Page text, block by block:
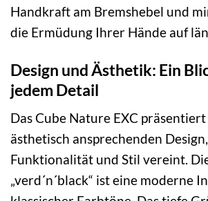
Handkraft am Bremshebel und
die Ermüdung Ihrer Hände auf
Design und Ästhetik: Ein
jedem Detail
Das Cube Nature EXC
ästhetisch ansprechenden
Funktionalität und Stil vereint.
„verd´n´black“ ist eine moderne